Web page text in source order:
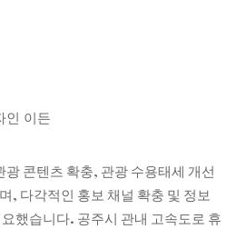
인 이든
콘텐츠 확충, 관광 수용태세 개선
, 다각적인 홍보 채널 확충 및 정보
했습니다. 공주시 관내 고속도로 휴